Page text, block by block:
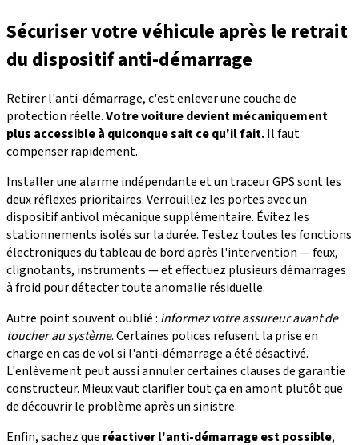
Sécuriser votre véhicule après le retrait
du dispositif anti-démarrage
Retirer l'anti-démarrage, c'est enlever une couche de
protection réelle.Votre voiture devient mécaniquement
plus accessible à quiconque sait ce qu'il fait.Il faut
compenser rapidement.
Installer une alarme indépendante et un traceur GPS sont les
deux réflexes prioritaires. Verrouillez les portes avec un
dispositif antivol mécanique supplémentaire. Évitez les
stationnements isolés sur la durée. Testez toutes les fonctions
électroniques du tableau de bord après l'intervention — feux,
clignotants, instruments — et effectuez plusieurs démarrages
à froid pour détecter toute anomalie résiduelle.
Autre point souvent oublié : informez votre assureur avant de
toucher au système. Certaines polices refusent la prise en
charge en cas de vol si l'anti-démarrage a été désactivé.
L'enlèvement peut aussi annuler certaines clauses de garantie
constructeur. Mieux vaut clarifier tout ça en amont plutôt que
de découvrir le problème après un sinistre.
Enfin, sachez que réactiver l'anti-démarrage est possible,